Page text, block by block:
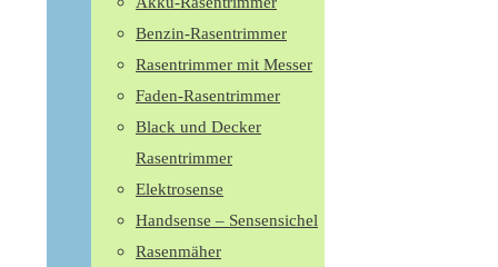
Benzin-Rasentrimmer
Rasentrimmer mit Messer
Faden-Rasentrimmer
Black und Decker
Rasentrimmer
Elektrosense
Handsense – Sensensichel
Rasenmäher